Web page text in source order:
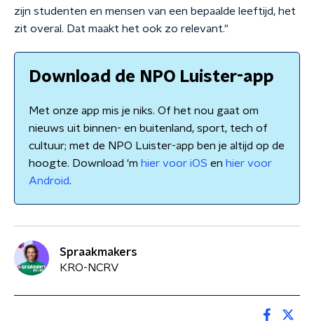
zijn studenten en mensen van een bepaalde leeftijd, het
zit overal. Dat maakt het ook zo relevant."
Download de NPO Luister-app
Met onze app mis je niks. Of het nou gaat om
nieuws uit binnen- en buitenland, sport, tech of
cultuur; met de NPO Luister-app ben je altijd op de
hoogte. Download 'm hier voor iOS en hier voor
Android.
Spraakmakers
KRO-NCRV